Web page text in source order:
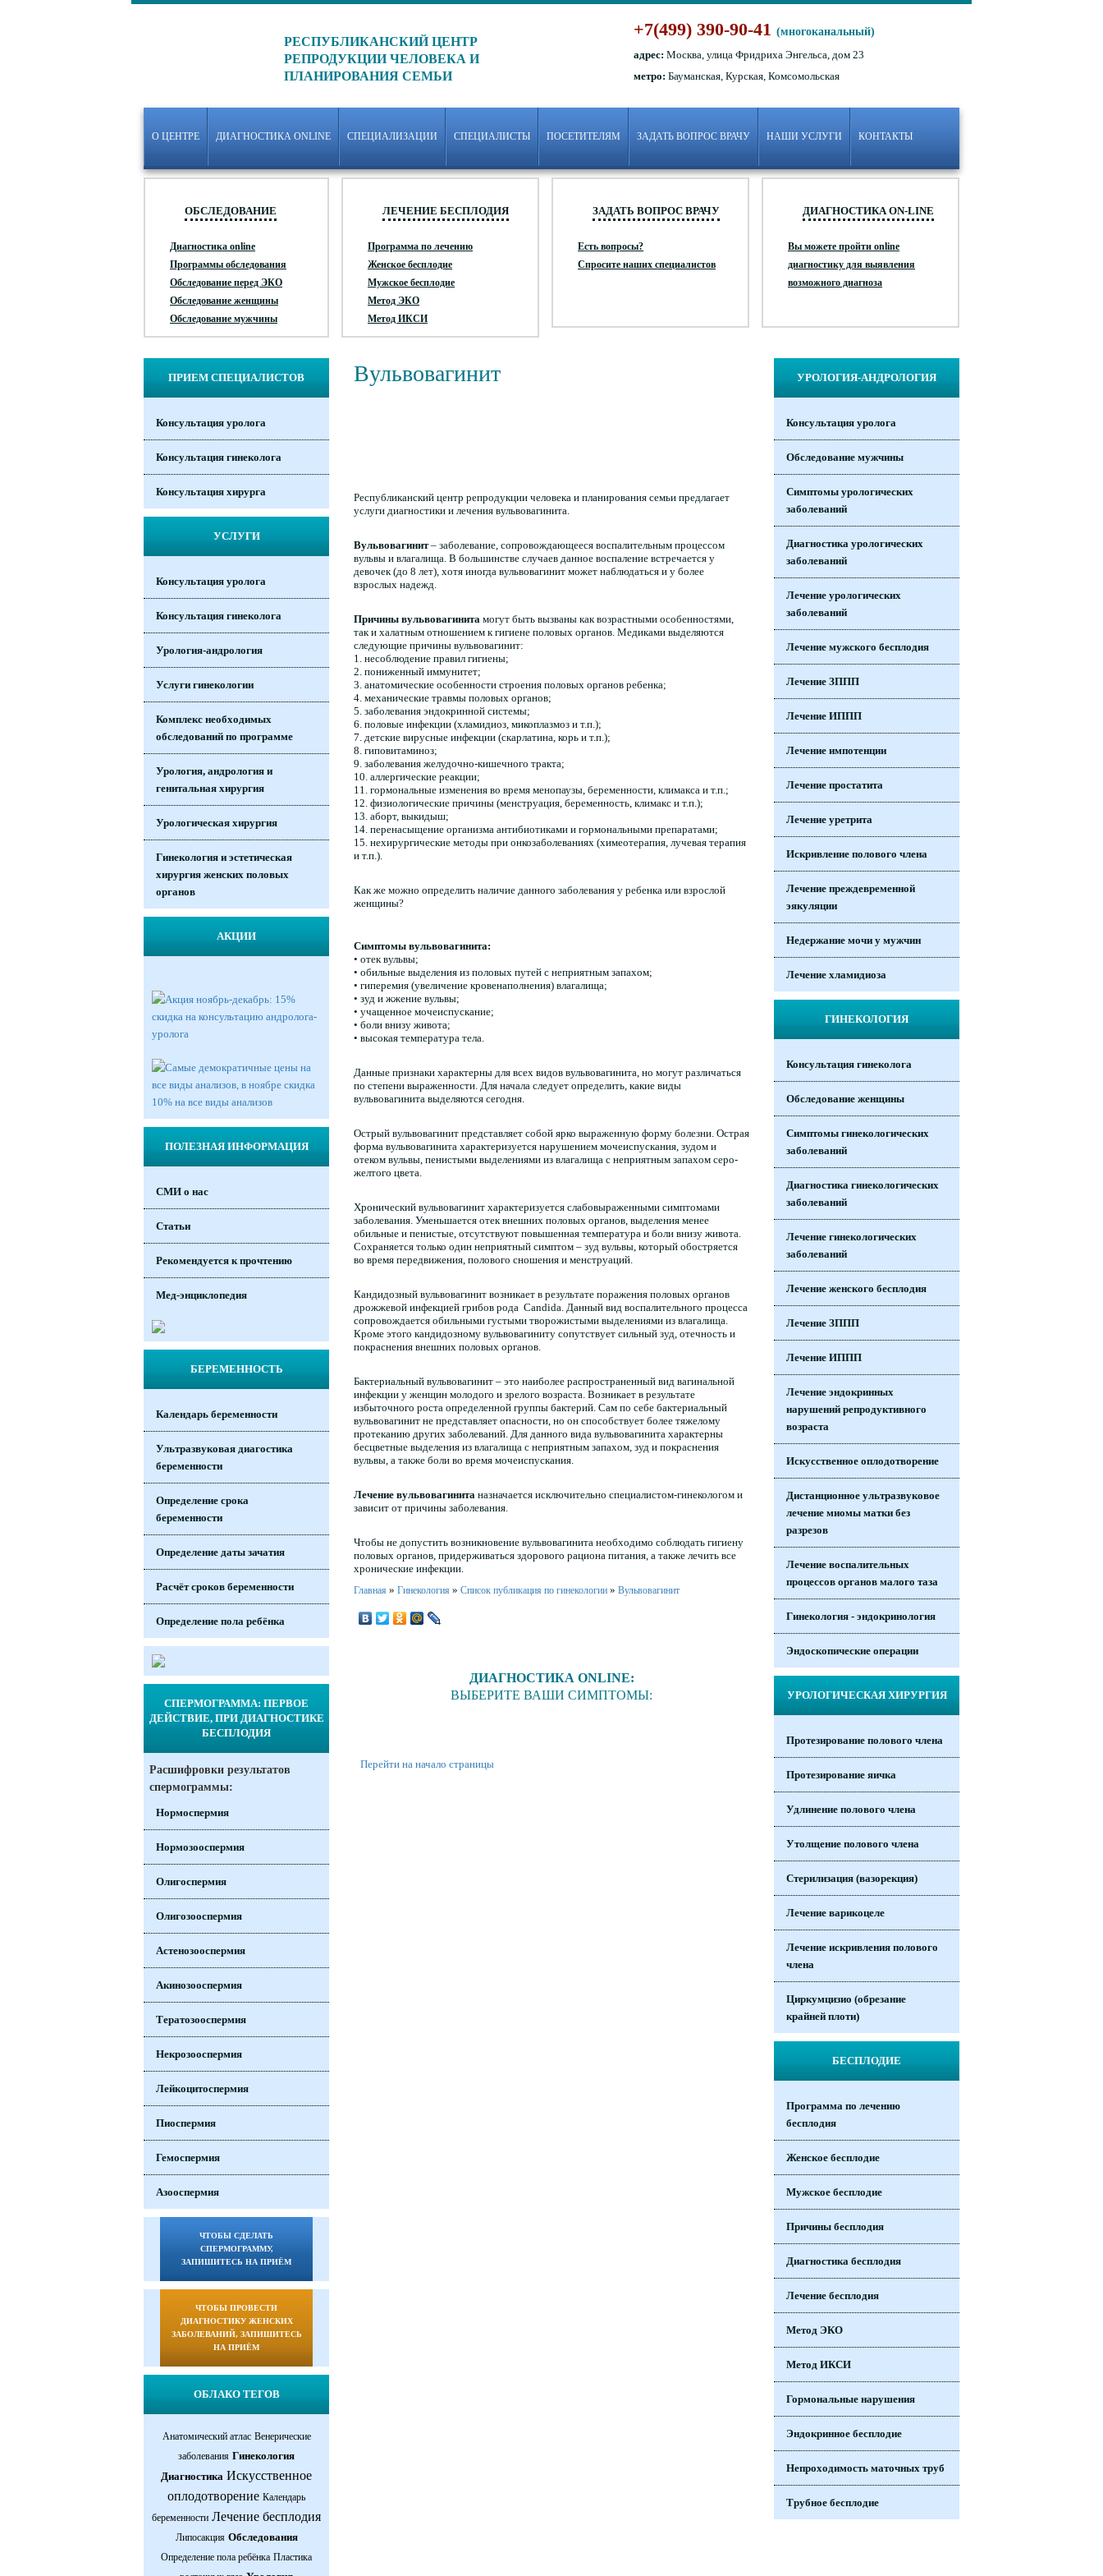
РЕСПУБЛИКАНСКИЙ ЦЕНТР
РЕПРОДУКЦИИ ЧЕЛОВЕКА И
ПЛАНИРОВАНИЯ СЕМЬИ
+7(499) 390-90-41(многоканальный)
адрес: Москва, улица Фридриха Энгельса, дом 23
метро: Бауманская, Курская, Комсомольская
О ЦЕНТРЕ ДИАГНОСТИКА ONLINE СПЕЦИАЛИЗАЦИИ СПЕЦИАЛИСТЫ ПОСЕТИТЕЛЯМ ЗАДАТЬ ВОПРОС ВРАЧУ НАШИ УСЛУГИ КОНТАКТЫ
ОБСЛЕДОВАНИЕ
Диагностика online
Программы обследования
Обследование перед ЭКО
Обследование женщины
Обследование мужчины
ЛЕЧЕНИЕ БЕСПЛОДИЯ
Программа по лечению
Женское бесплодие
Мужское бесплодие
Метод ЭКО
Метод ИКСИ
ЗАДАТЬ ВОПРОС ВРАЧУ
Есть вопросы?
Спросите наших специалистов
ДИАГНОСТИКА ON-LINE
Вы можете пройти online
диагностику для выявления
возможного диагноза
Вульвовагинит
Республиканский центр репродукции человека и планирования семьи предлагает
услуги диагностики и лечения вульвовагинита.
Вульвовагинит– заболевание, сопровождающееся воспалительным процессом
вульвы и влагалища. В большинстве случаев данное воспаление встречается у
девочек (до 8 лет), хотя иногда вульвовагинит может наблюдаться и у более
взрослых надежд.
Причины вульвовагинита могут быть вызваны как возрастными особенностями,
так и халатным отношением к гигиене половых органов. Медиками выделяются
следующие причины вульвовагинит:
1. несоблюдение правил гигиены;
2. пониженный иммунитет;
3. анатомические особенности строения половых органов ребенка;
4. механические травмы половых органов;
5. заболевания эндокринной системы;
6. половые инфекции (хламидиоз, микоплазмоз и т.п.);
7. детские вирусные инфекции (скарлатина, корь и т.п.);
8. гиповитаминоз;
9. заболевания желудочно-кишечного тракта;
10. аллергические реакции;
11. гормональные изменения во время менопаузы, беременности, климакса и т.п.;
12. физиологические причины (менструация, беременность, климакс и т.п.);
13. аборт, выкидыш;
14. перенасыщение организма антибиотиками и гормональными препаратами;
15. нехирургические методы при онкозаболеваниях (химеотерапия, лучевая терапия
и т.п.).
Как же можно определить наличие данного заболевания у ребенка или взрослой
женщины?
Симптомы вульвовагинита:
• отек вульвы;
• обильные выделения из половых путей с неприятным запахом;
• гиперемия (увеличение кровенаполнения) влагалища;
• зуд и жжение вульвы;
• учащенное мочеиспускание;
• боли внизу живота;
• высокая температура тела.
Данные признаки характерны для всех видов вульвовагинита, но могут различаться
по степени выраженности. Для начала следует определить, какие виды
вульвовагинита выделяются сегодня.
Острый вульвовагинит представляет собой ярко выраженную форму болезни. Острая
форма вульвовагинита характеризуется нарушением мочеиспускания, зудом и
отеком вульвы, пенистыми выделениями из влагалища с неприятным запахом серо-
желтого цвета.
Хронический вульвовагинит характеризуется слабовыраженными симптомами
заболевания. Уменьшается отек внешних половых органов, выделения менее
обильные и пенистые, отсутствуют повышенная температура и боли внизу живота.
Сохраняется только один неприятный симптом – зуд вульвы, который обостряется
во время передвижения, полового сношения и менструаций.
Кандидозный вульвовагинит возникает в результате поражения половых органов
дрожжевой инфекцией грибов рода Candida. Данный вид воспалительного процесса
сопровождается обильными густыми творожистыми выделениями из влагалища.
Кроме этого кандидозному вульвовагиниту сопутствует сильный зуд, отечность и
покраснения внешних половых органов.
Бактериальный вульвовагинит – это наиболее распространенный вид вагинальной
инфекции у женщин молодого и зрелого возраста. Возникает в результате
избыточного роста определенной группы бактерий. Сам по себе бактериальный
вульвовагинит не представляет опасности, но он способствует более тяжелому
протеканию других заболеваний. Для данного вида вульвовагинита характерны
бесцветные выделения из влагалища с неприятным запахом, зуд и покраснения
вульвы, а также боли во время мочеиспускания.
Лечение вульвовагинита назначается исключительно специалистом-гинекологом и
зависит от причины заболевания.
Чтобы не допустить возникновение вульвовагинита необходимо соблюдать гигиену
половых органов, придерживаться здорового рациона питания, а также лечить все
хронические инфекции.
Главная » Гинекология » Список публикация по гинекологии » Вульвовагинит
ДИАГНОСТИКА ONLINE:
ВЫБЕРИТЕ ВАШИ СИМПТОМЫ:
Перейти на начало страницы
ПРИЕМ СПЕЦИАЛИСТОВ
Консультация уролога
Консультация гинеколога
Консультация хирурга
УСЛУГИ
Консультация уролога
Консультация гинеколога
Урология-андрология
Услуги гинекологии
Комплекс необходимых
обследований по программе
Урология, андрология и
генитальная хирургия
Урологическая хирургия
Гинекология и эстетическая
хирургия женских половых
органов
АКЦИИ
ПОЛЕЗНАЯ ИНФОРМАЦИЯ
СМИ о нас
Статьи
Рекомендуется к прочтению
Мед-энциклопедия
БЕРЕМЕННОСТЬ
Календарь беременности
Ультразвуковая диагостика
беременности
Определение срока
беременности
Определение даты зачатия
Расчёт сроков беременности
Определение пола ребёнка
СПЕРМОГРАММА: ПЕРВОЕ
ДЕЙСТВИЕ, ПРИ ДИАГНОСТИКЕ
БЕСПЛОДИЯ
Расшифровки результатов
спермограммы:
Нормоспермия
Нормозооспермия
Олигоспермия
Олигозооспермия
Астенозооспермия
Акинозооспермия
Тератозооспермия
Некрозооспермия
Лейкоцитоспермия
Пиоспермия
Гемоспермия
Азооспермия
ЧТОБЫ СДЕЛАТЬ
СПЕРМОГРАММУ,
ЗАПИШИТЕСЬ НА ПРИЁМ
ЧТОБЫ ПРОВЕСТИ
ДИАГНОСТИКУ ЖЕНСКИХ
ЗАБОЛЕВАНИЙ, ЗАПИШИТЕСЬ
НА ПРИЁМ
ОБЛАКО ТЕГОВ
Анатомический атлас Венерические
заболевания Гинекология
Диагностика Искусственное
оплодотворение Календарь
беременности Лечение бесплодия
Липосакция Обследования
Определение пола ребёнка Пластика
УРОЛОГИЯ-АНДРОЛОГИЯ
Консультация уролога
Обследование мужчины
Симптомы урологических
заболеваний
Диагностика урологических
заболеваний
Лечение урологических
заболеваний
Лечение мужского бесплодия
Лечение ЗППП
Лечение ИППП
Лечение импотенции
Лечение простатита
Лечение уретрита
Искривление полового члена
Лечение преждевременной
эякуляции
Недержание мочи у мужчин
Лечение хламидиоза
ГИНЕКОЛОГИЯ
Консультация гинеколога
Обследование женщины
Симптомы гинекологических
заболеваний
Диагностика гинекологических
заболеваний
Лечение гинекологических
заболеваний
Лечение женского бесплодия
Лечение ЗППП
Лечение ИППП
Лечение эндокринных
нарушений репродуктивного
возраста
Искусственное оплодотворение
Дистанционное ультразвуковое
лечение миомы матки без
разрезов
Лечение воспалительных
процессов органов малого таза
Гинекология - эндокринология
Эндоскопические операции
УРОЛОГИЧЕСКАЯ ХИРУРГИЯ
Протезирование полового члена
Протезирование яичка
Удлинение полового члена
Утолщение полового члена
Стерилизация (вазорекция)
Лечение варикоцеле
Лечение искривления полового
члена
Циркумцизио (обрезание
крайней плоти)
БЕСПЛОДИЕ
Программа по лечению
бесплодия
Женское бесплодие
Мужское бесплодие
Причины бесплодия
Диагностика бесплодия
Лечение бесплодия
Метод ЭКО
Метод ИКСИ
Гормональные нарушения
Эндокринное бесплодие
Непроходимость маточных труб
Трубное бесплодие